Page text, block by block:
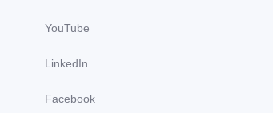
YouTube
LinkedIn
Facebook